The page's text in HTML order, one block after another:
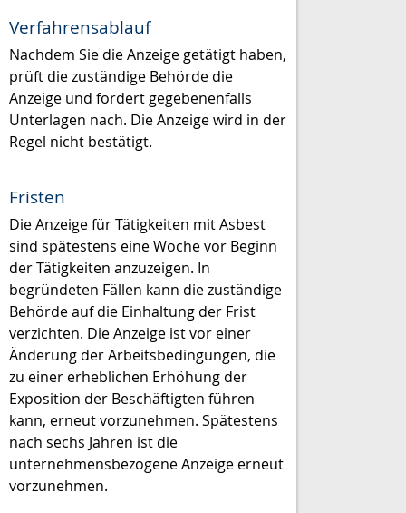
Verfahrensablauf
Nachdem Sie die Anzeige getätigt haben,
prüft die zuständige Behörde die
Anzeige und fordert gegebenenfalls
Unterlagen nach. Die Anzeige wird in der
Regel nicht bestätigt.
Fristen
Die Anzeige für Tätigkeiten mit Asbest
sind spätestens eine Woche vor Beginn
der Tätigkeiten anzuzeigen. In
begründeten Fällen kann die zuständige
Behörde auf die Einhaltung der Frist
verzichten. Die Anzeige ist vor einer
Änderung der Arbeitsbedingungen, die
zu einer erheblichen Erhöhung der
Exposition der Beschäftigten führen
kann, erneut vorzunehmen. Spätestens
nach sechs Jahren ist die
unternehmensbezogene Anzeige erneut
vorzunehmen.